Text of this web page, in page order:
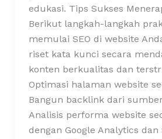
edukasi. Tips Sukses
Berikut langkah-langkah
memulai SEO di website
riset kata kunci secara
konten berkualitas dan
Optimasi halaman website
Bangun backlink dari
Analisis performa website
dengan Google Analytics dan